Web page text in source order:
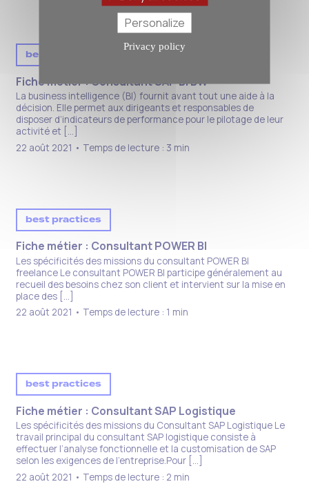
best practices
Fiche métier : Consultant SAP BI BW
La business intelligence (BI) fournit avant tout une aide à la
décision. Elle permet aux dirigeants et responsables de
disposer d’indicateurs de performance pour le pilotage de leur
activité et […]
22 août 2021 • Temps de lecture : 3 min
best practices
Fiche métier : Consultant POWER BI​
Les spécificités des missions du consultant POWER BI
freelance Le consultant POWER BI participe généralement au
recueil des besoins chez son client et intervient sur la mise en
place des […]
22 août 2021 • Temps de lecture : 1 min
best practices
Fiche métier : Consultant SAP Logistique
Les spécificités des missions du Consultant SAP Logistique Le
travail principal du consultant SAP logistique consiste à
effectuer l’analyse fonctionnelle et la customisation de SAP
selon les exigences de l’entreprise.Pour […]
22 août 2021 • Temps de lecture : 2 min
Personalize
Privacy policy